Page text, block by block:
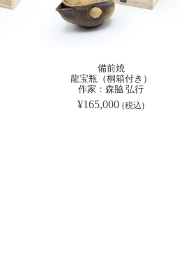
備前焼
龍宝瓶（桐箱付き）
作家：森脇 弘行
¥165,000 (税込)